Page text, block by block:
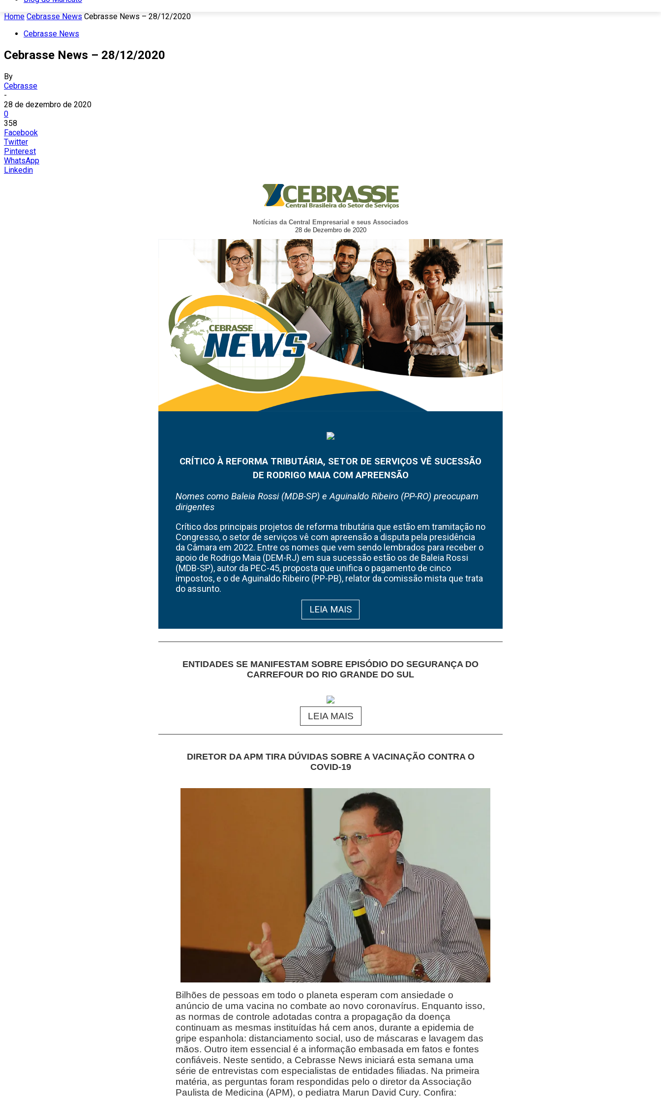
Home Cebrasse News Cebrasse News – 28/12/2020
Cebrasse News
Cebrasse News – 28/12/2020
By
Cebrasse
-
28 de dezembro de 2020
0
358
Facebook
Twitter
Pinterest
WhatsApp
Linkedin
Notícias da Central Empresarial e seus Associados
28 de Dezembro de 2020
CRÍTICO À REFORMA TRIBUTÁRIA, SETOR DE SERVIÇOS VÊ SUCESSÃO
DE RODRIGO MAIA COM APREENSÃO
Nomes como Baleia Rossi (MDB-SP) e Aguinaldo Ribeiro (PP-RO) preocupam
dirigentes
Crítico dos principais projetos de reforma tributária que estão em tramitação no
Congresso, o setor de serviços vê com apreensão a disputa pela presidência
da Câmara em 2022. Entre os nomes que vem sendo lembrados para receber o
apoio de Rodrigo Maia (DEM-RJ) em sua sucessão estão os de Baleia Rossi
(MDB-SP), autor da PEC-45, proposta que unifica o pagamento de cinco
impostos, e o de Aguinaldo Ribeiro (PP-PB), relator da comissão mista que trata
do assunto.
LEIA MAIS
ENTIDADES SE MANIFESTAM SOBRE EPISÓDIO DO SEGURANÇA DO
CARREFOUR DO RIO GRANDE DO SUL
LEIA MAIS
DIRETOR DA APM TIRA DÚVIDAS SOBRE A VACINAÇÃO CONTRA O
COVID-19
Bilhões de pessoas em todo o planeta esperam com ansiedade o
anúncio de uma vacina no combate ao novo coronavírus. Enquanto isso,
as normas de controle adotadas contra a propagação da doença
continuam as mesmas instituídas há cem anos, durante a epidemia de
gripe espanhola: distanciamento social, uso de máscaras e lavagem das
mãos. Outro item essencial é a informação embasada em fatos e fontes
confiáveis. Neste sentido, a Cebrasse News iniciará esta semana uma
série de entrevistas com especialistas de entidades filiadas. Na primeira
matéria, as perguntas foram respondidas pelo o diretor da Associação
Paulista de Medicina (APM), o pediatra Marun David Cury. Confira: